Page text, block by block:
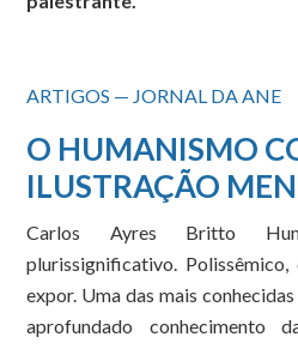
ARTIGOS — JORNAL DA ANE
O HUMANISMO
ILUSTRAÇÃO
Carlos Ayres Britto
plurissignificativo.
expor. Uma das mais
aprofundado conhecimento